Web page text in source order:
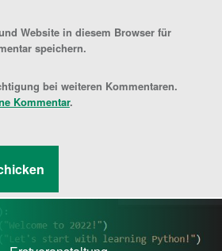
Website in diesem Browser für
speichern.
bei weiteren Kommentaren.
Kommentar.